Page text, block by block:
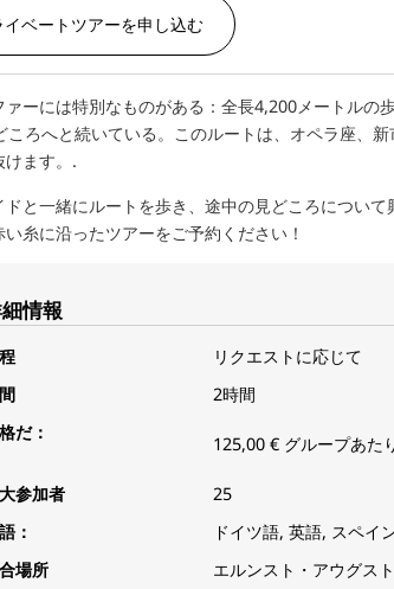
イベートツアーを申し込む
ァーには特別なものがある：全長4,200メートルの
ころへと続いている。このルートは、オペラ座、
けます。.
ドと一緒にルートを歩き、途中の見どころについて
糸に沿ったツアーをご予約ください！
情報
リクエストに応じて
2時間
だ：
125,00 € グループあた
参加者
25
：
ドイツ語, 英語, スペイ
場所
エルンスト・アウグス